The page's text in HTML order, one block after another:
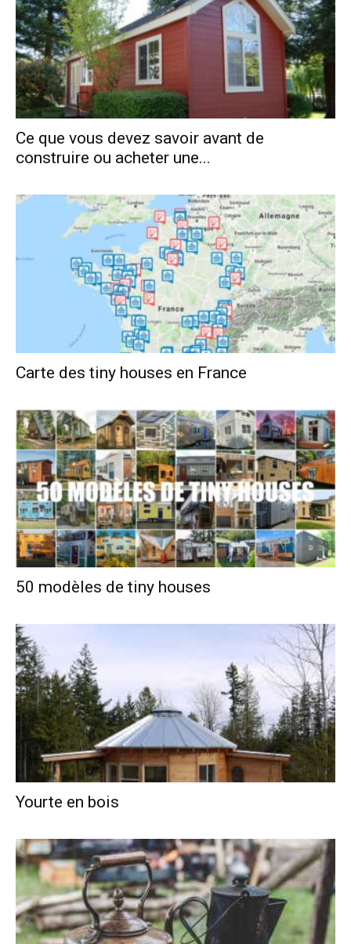
Ce que vous devez savoir avant de
construire ou acheter une...
Carte des tiny houses en France
50 modèles de tiny houses
Yourte en bois